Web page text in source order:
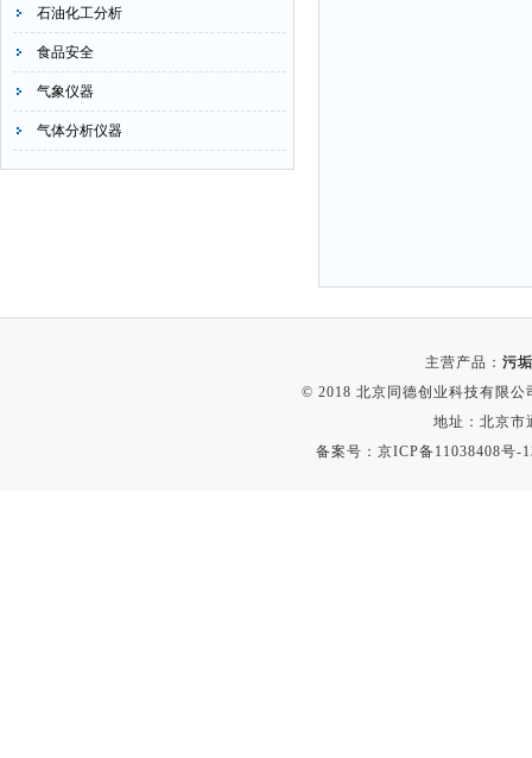
石油化工分析
食品安全
气象仪器
气体分析仪器
主营产品： 污
© 2018 北京同德创业科技有限
地址：北京市
备案号： 京ICP备11038408号-